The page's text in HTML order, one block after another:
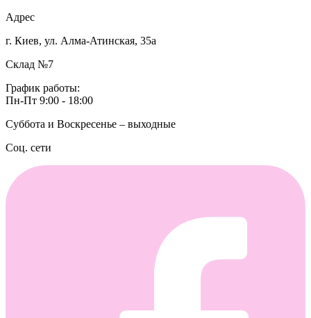
Адрес
г. Киев, ул. Алма-Атинская, 35а
Склад №7
График работы:
Пн-Пт 9:00 - 18:00
Суббота и Воскресенье – выходные
Соц. сети